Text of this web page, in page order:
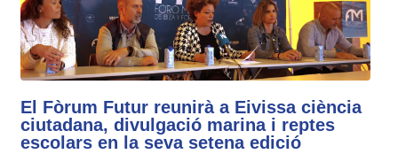
El Fòrum Futur reunirà a Eivissa ciència
ciutadana, divulgació marina i reptes
escolars en la seva setena edició